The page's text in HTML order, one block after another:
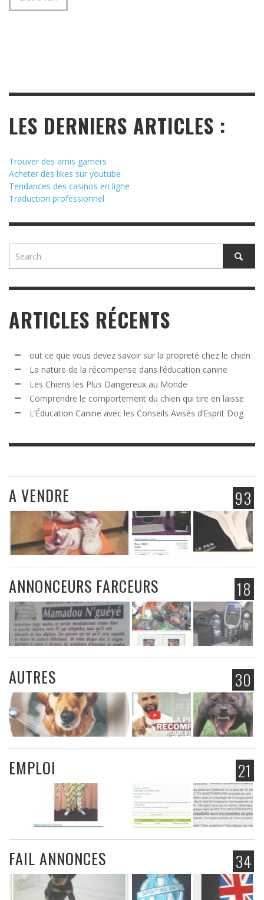
LES DERNIERS ARTICLES :
Trouver des amis gamers
Acheter des likes sur youtube
Tendances des casinos en ligne
Traduction professionnel
ARTICLES RÉCENTS
out ce que vous devez savoir sur la propreté chez le chien
La nature de la récompense dans l’éducation canine
Les Chiens les Plus Dangereux au Monde
Comprendre le comportement du chien qui tire en laisse
L’Éducation Canine avec les Conseils Avisés d’Esprit Dog
93
A VENDRE
18
ANNONCEURS FARCEURS
30
AUTRES
21
EMPLOI
34
FAIL ANNONCES